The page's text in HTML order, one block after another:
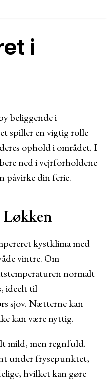
i
beliggende i
spiller en vigtig rolle
ophold i området. I
ned i vejrforholdene
påvirke din ferie.
kystklima med
vintre. Om
normalt
ideelt til
sjov. Nætterne kan
kan være nyttig.
mild, men regnfuld.
under frysepunktet,
hvilket kan gøre